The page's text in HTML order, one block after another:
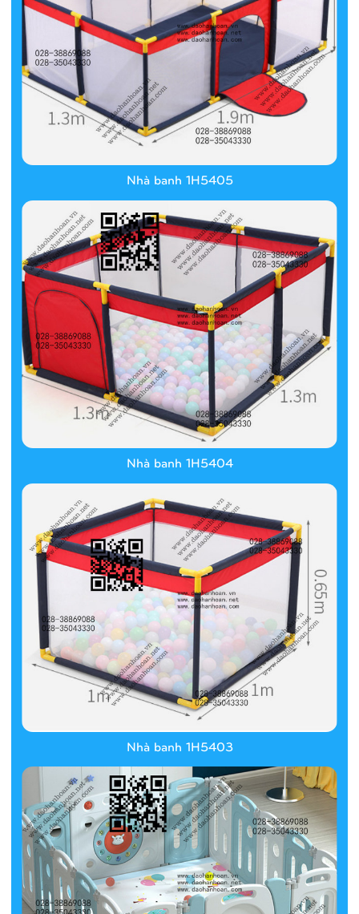
Nhà banh 1H5405
Nhà banh 1H5404
Nhà banh 1H5403